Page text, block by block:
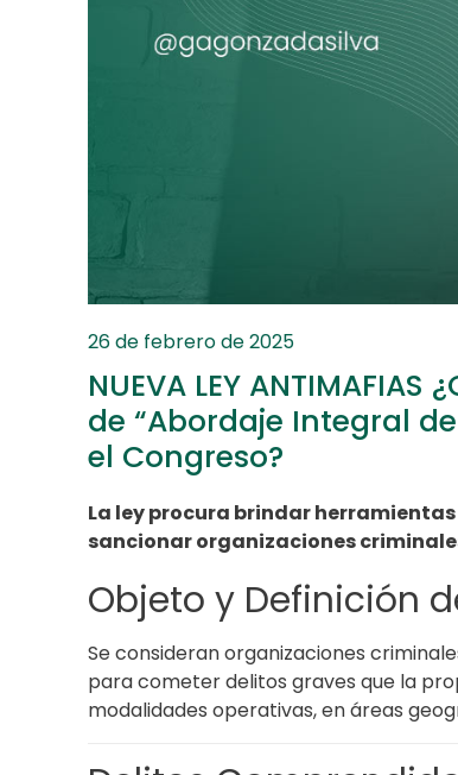
26 de febrero de 2025
NUEVA LEY
de “Abordaje Integral
el Congreso?
La ley procura brindar
sancionar organizaciones
Objeto y Definición
Se consideran organizaciones
para cometer delitos graves que la
modalidades operativas, en áreas